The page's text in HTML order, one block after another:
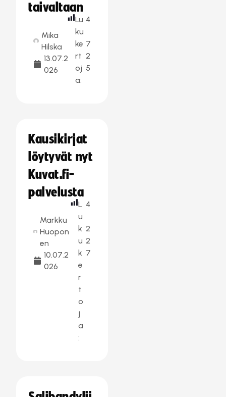
taivaltaan
Mika
Hilska
13.07.2
026
Lu
ku
ke
rt
oj
a:
4
7
2
5
Kausikirjat
löytyvät nyt
Kuvat.fi-
palvelusta
Markku
Huopon
en
10.07.2
026
L
u
k
u
k
e
r
t
o
j
a
:
4
2
2
7